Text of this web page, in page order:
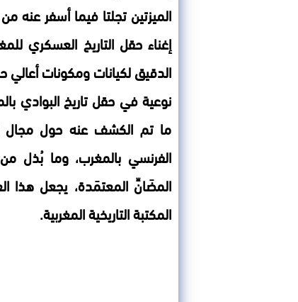
الميزتين تجلتا فيما أسفر
إغناء حقل التاريخ العسكري
الدقيق لكيانات ومكونات أعالي
نوعية في حقل تاريخ
ما تم الكشف عنه حول مجال
الفرنسي بالمغرب، وما
المضَانِّ المعتمَدة، يجعل هذا
المكتبة التاريخية المغربية.